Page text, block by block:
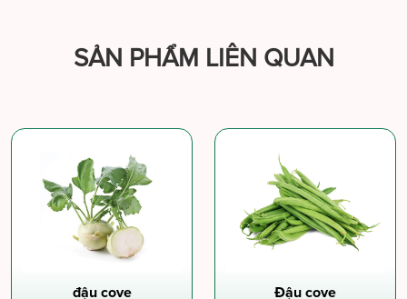
SẢN PHẨM LIÊN QUAN
đậu cove Đậu cove